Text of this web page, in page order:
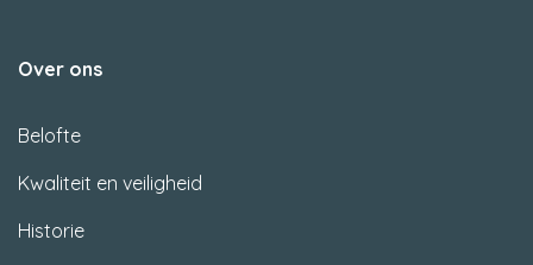
Over ons
Belofte
Kwaliteit en veiligheid
Historie